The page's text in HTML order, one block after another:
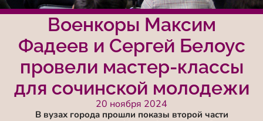
Военкоры Максим
Фадеев и Сергей Белоус
провели мастер-классы
для сочинской молодежи
20 ноября 2024
В вузах города прошли показы второй части